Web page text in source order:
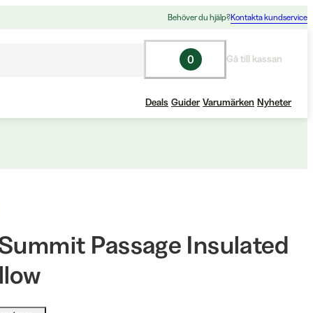
Behöver du hjälp?Kontakta kundservice
0 Gå till kassan
Deals Guider Varumärken Nyheter
Passage Insulated